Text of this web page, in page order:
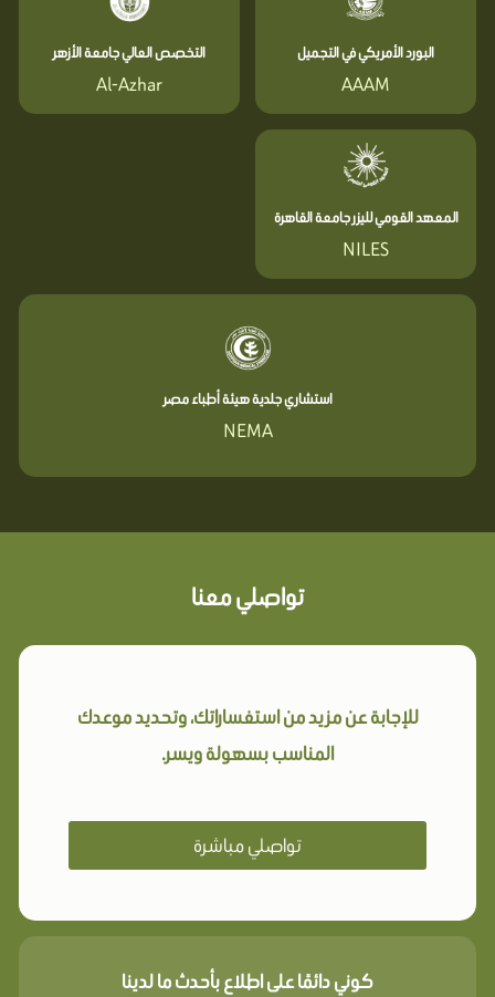
البورد الأمريكي في التجميل
AAAM
التخصص العالي جامعة الأزهر
Al-Azhar
المعهد القومي لليزر جامعة القاهرة
NILES
استشاري جلدية هيئة أطباء مصر
NEMA
تواصلي معنا
للإجابة عن مزيد من استفساراتك، وتحديد موعدك
المناسب بسهولة ويسر.
تواصلي مباشرة
كوني دائمًا على اطلاع بأحدث ما لدينا